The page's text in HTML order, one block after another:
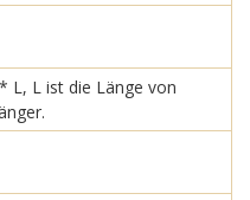
L, L ist die Länge von